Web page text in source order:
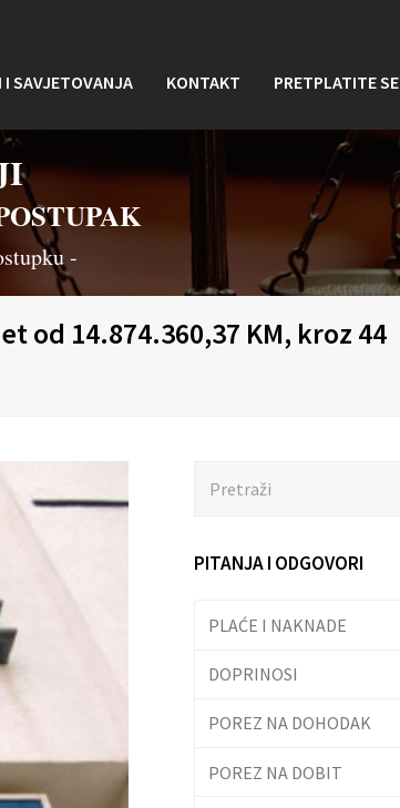
I SAVJETOVANJA KONTAKT PRETPLATITE SE
-
od 14.874.360,37 KM, kroz 44
PITANJA I ODGOVORI
PLAĆE I NAKNADE
DOPRINOSI
POREZ NA DOHODAK
POREZ NA DOBIT